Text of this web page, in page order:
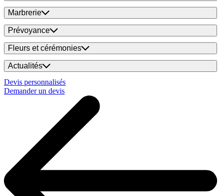
Marbrerie
Prévoyance
Fleurs et cérémonies
Actualités
Devis personnalisés
Demander un devis